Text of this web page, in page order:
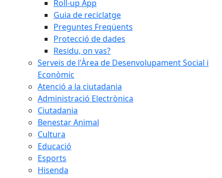
Roll-up App
Guia de reciclatge
Preguntes Freqüents
Protecció de dades
Residu, on vas?
Serveis de l'Àrea de Desenvolupament Social i
Econòmic
Atenció a la ciutadania
Administració Electrònica
Ciutadania
Benestar Animal
Cultura
Educació
Esports
Hisenda